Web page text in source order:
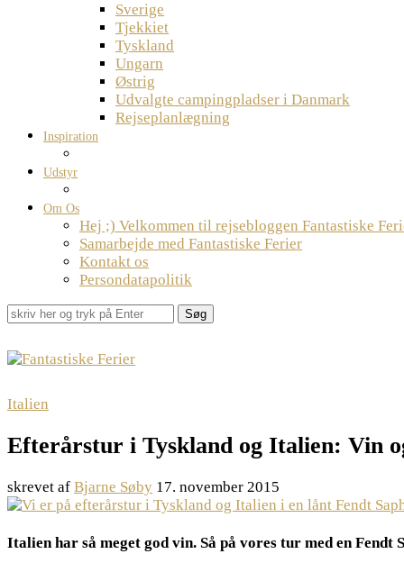
Sverige
Tjekkiet
Tyskland
Ungarn
Østrig
Udvalgte campingpladser i Danmark
Rejseplanlægning
Inspiration
Udstyr
Om Os
Hej ;) Velkommen til rejsebloggen Fantastiske
Samarbejde med Fantastiske Ferier
Kontakt os
Persondatapolitik
Søg
Italien
Efterårstur i Tyskland og Italien: Vin
skrevet af Bjarne Søby 17. november 2015
Italien har så meget god vin. Så på vores tur med en